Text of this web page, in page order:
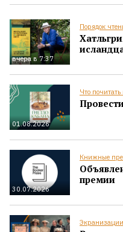
вчера в 7:37
Порядок
01.08.2026
Что
30.07.2026
Книжные
премии
Экранизации